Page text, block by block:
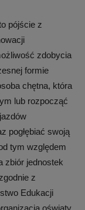
pójście z
zdobycia
formie
chętna, która
lub rozpocząć
pogłębiać swoją
tym względem
zbiór jednostek
z
Edukacji